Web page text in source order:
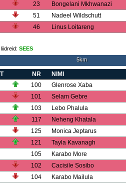
23
Bongelani Mkhwanazi
51
Nadeel Wildschutt
46 Linus Loitareng
SEES
5km
NR
NIMI
100
Glenrose Xaba
101
Selam Gebre
103
Lebo Phalula
117
Neheng Khatala
125
Monica Jeptarus
121
Tayla Kavanagh
105
Karabo More
102
Cacisile Sosibo
104
Karabo Mailula